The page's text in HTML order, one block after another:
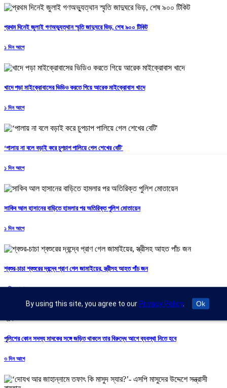
প্রথম দিনেই জুলাই গণঅভ্যুত্থান স্মৃতি জাদুঘরে ভিড়, শেষ ৯০০ টিকিট
১ দিন আগে
খাদে পড়া মাইক্রোবাসের ভিডিও করতে গিয়ে আরেক মাইক্রোবাস খাদে
১ দিন আগে
‘পালায় না বলে বড়াই করে চুপচাপ পালিয়ে গেল শেখের বেটি'
১ দিন আগে
সাকিব আল হাসানের বাড়িতে হামলার পর অতিরিক্ত পুলিশ মোতায়েন
১ দিন আগে
শ্বশুর-চাচা শ্বশুরের দ্বন্দ্বে প্রাণ গেল জামাইয়ের, স্ত্রীসহ আহত পাঁচ জন
১ দিন আগে
পুলিশের কোন সদস্য মাদকের সঙ্গে জড়িত থাকলে তার বিরুদ্ধে আগে ব্যবস্থা নিতে হবে
৩ দিন আগে
By using this site, you agree to ourPrivacy Policy. Ok